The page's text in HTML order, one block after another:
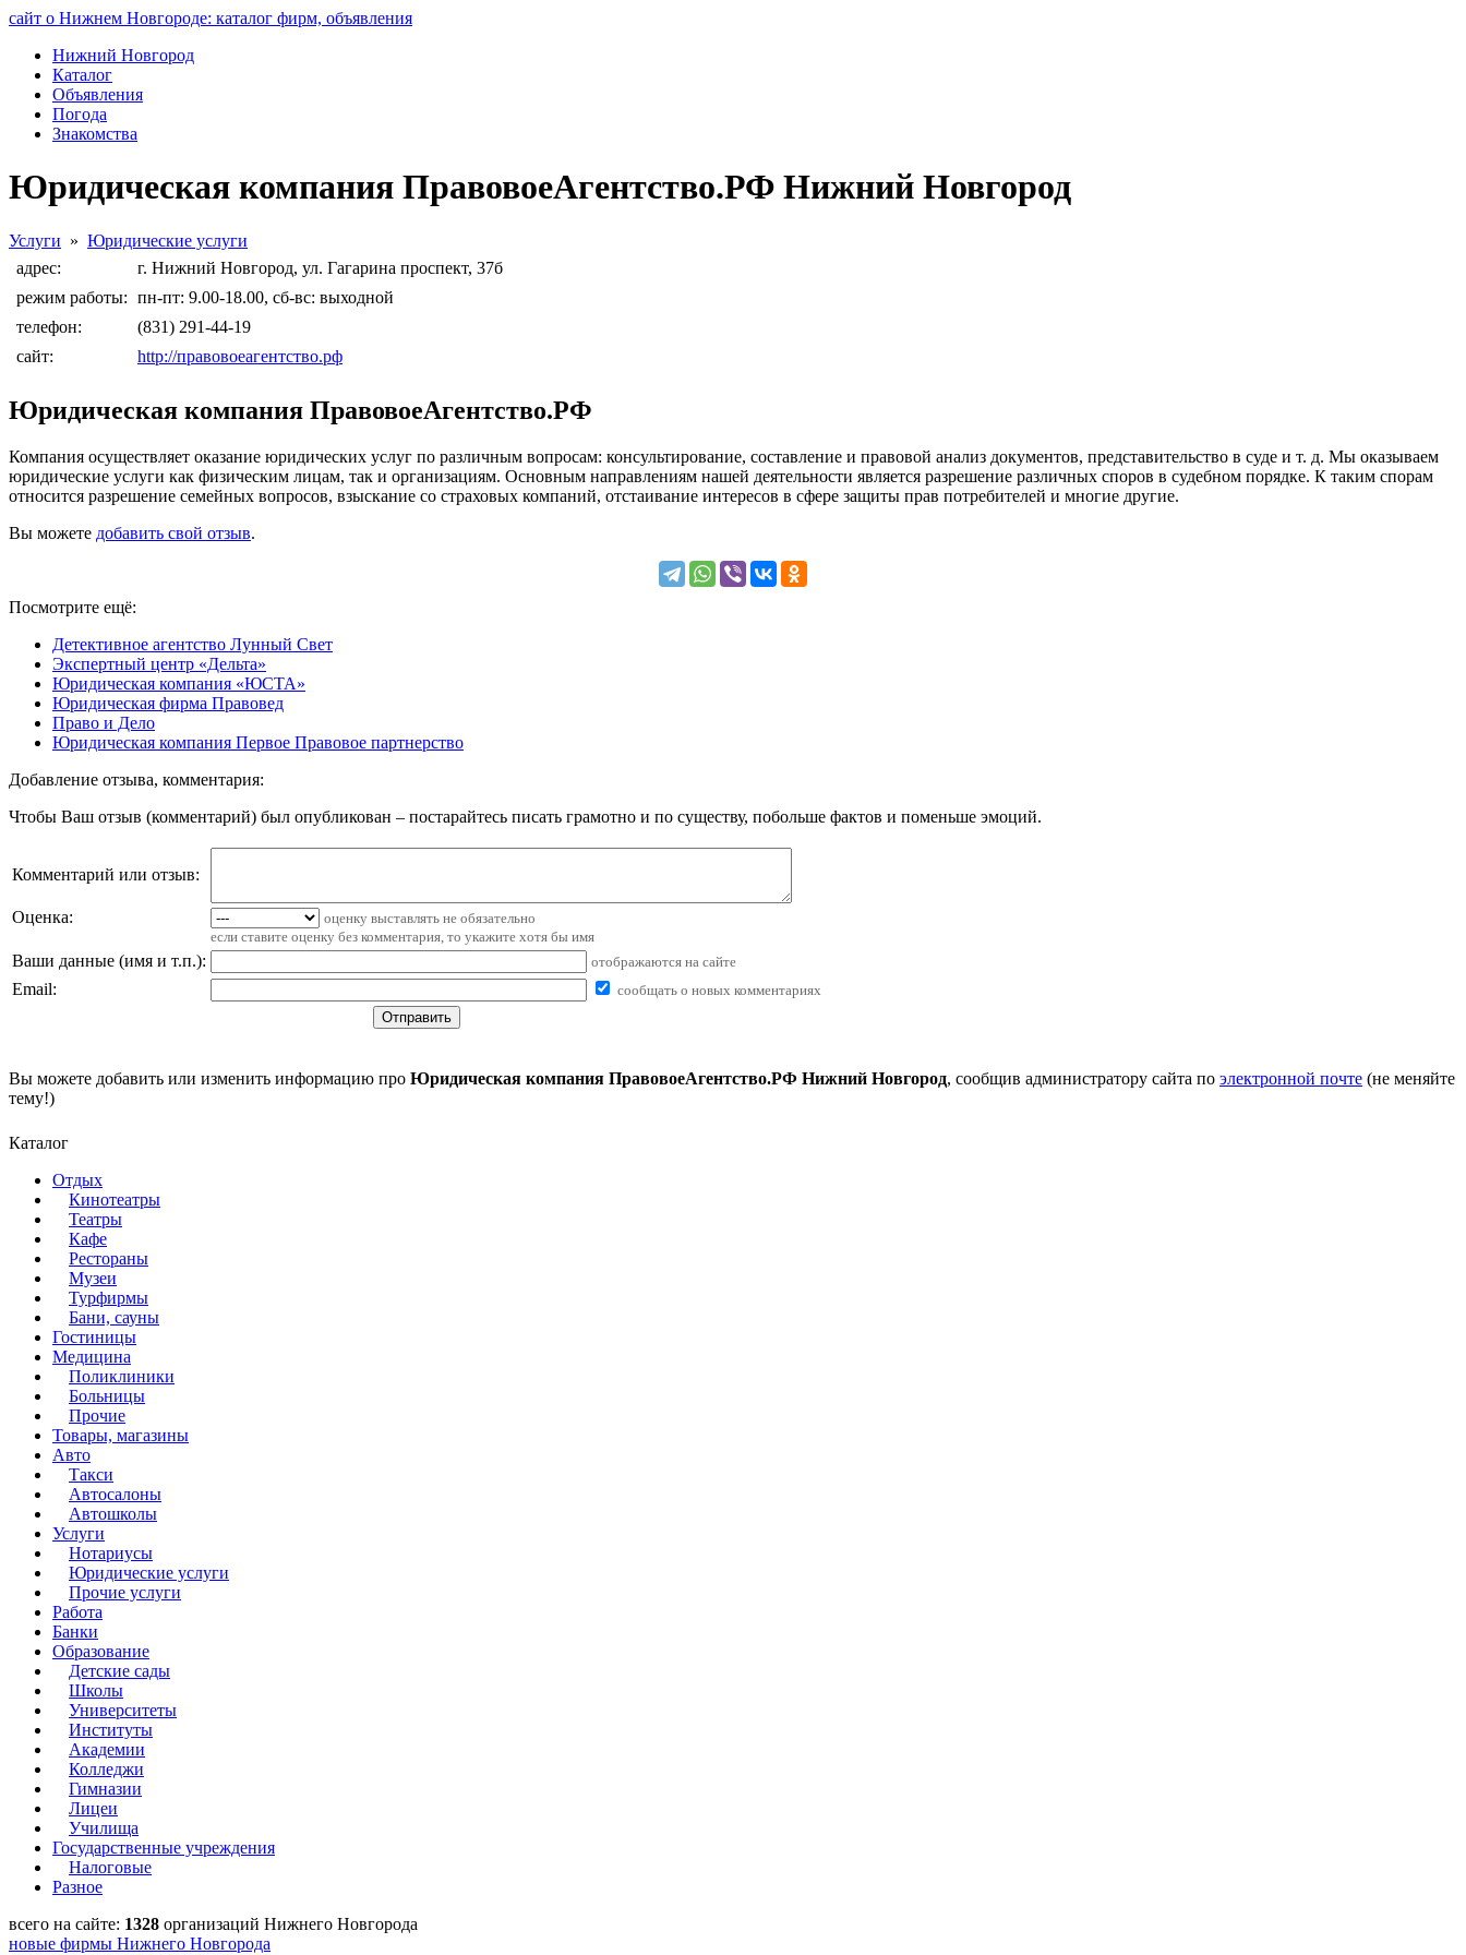
сайт о Нижнем Новгороде: каталог фирм, объявления
Нижний Новгород
Каталог
Объявления
Погода
Знакомства
Юридическая компания ПравовоеАгентство.РФ Нижний Новгород
Услуги » Юридические услуги
адрес:
г. Нижний Новгород, ул. Гагарина проспект, 37б
режим работы: пн-пт: 9.00-18.00, сб-вс: выходной
телефон:
(831) 291-44-19
сайт:
http://правовоеагентство.рф
Юридическая компания ПравовоеАгентство.РФ
Компания осуществляет оказание юридических услуг по различным вопросам: консультирование, составление и правовой анализ документов, представительство в суде и т. д. Мы оказываем
юридические услуги как физическим лицам, так и организациям. Основным направлениям нашей деятельности является разрешение различных споров в судебном порядке. К таким спорам
относится разрешение семейных вопросов, взыскание со страховых компаний, отстаивание интересов в сфере защиты прав потребителей и многие другие.
Вы можете добавить свой отзыв.
Посмотрите ещё:
Детективное агентство Лунный Свет
Экспертный центр «Дельта»
Юридическая компания «ЮСТА»
Юридическая фирма Правовед
Право и Дело
Юридическая компания Первое Правовое партнерство
Добавление отзыва, комментария:
Чтобы Ваш отзыв (комментарий) был опубликован – постарайтесь писать грамотно и по существу, побольше фактов и поменьше эмоций.
Комментарий или отзыв:
Оценка:
оценку выставлять не обязательно
если ставите оценку без комментария, то укажите хотя бы имя
Ваши данные (имя и т.п.): отображаются на сайте
Email: сообщать о новых комментариях
Вы можете добавить или изменить информацию про Юридическая компания ПравовоеАгентство.РФ Нижний Новгород, сообщив администратору сайта по электронной почте (не меняйте
тему!)
Каталог
Отдых
Кинотеатры
Театры
Кафе
Рестораны
Музеи
Турфирмы
Бани, сауны
Гостиницы
Медицина
Поликлиники
Больницы
Прочие
Товары, магазины
Авто
Такси
Автосалоны
Автошколы
Услуги
Нотариусы
Юридические услуги
Прочие услуги
Работа
Банки
Образование
Детские сады
Школы
Университеты
Институты
Академии
Колледжи
Гимназии
Лицеи
Училища
Государственные учреждения
Налоговые
Разное
всего на сайте: 1328 организаций Нижнего Новгорода
новые фирмы Нижнего Новгорода